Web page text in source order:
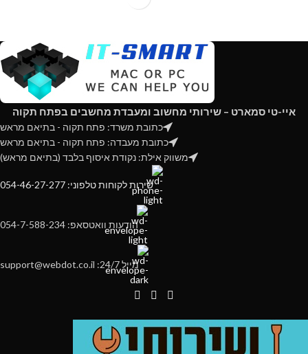
איי-טי סמארט – שירותי מחשוב ומעבדת מחשבים בפתח תקוה
כתובת משרד: פתח תקוה - בתיאם מראש
כתובת מעבדה: פתח תקוה - בתיאם מראש
משווק אילת: נקודת איסוף בלבד (בתיאם מראש)
שירות לקוחות טלפוני: 054-46-27-277
הודעות וואטסאפ: 054-7-588-234
מייל 24/7: support@webdot.co.il